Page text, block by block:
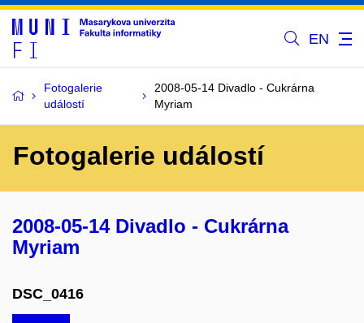
EN
Fotogalerie
událostí
2008-05-14 Divadlo - Cukrárna
Myriam
Fotogalerie událostí
2008-05-14 Divadlo - Cukrárna
Myriam
DSC_0416